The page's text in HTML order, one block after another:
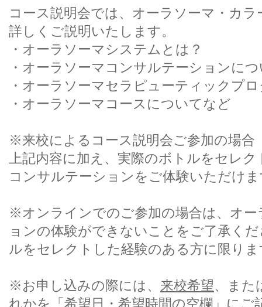
コース説明会では、オーラソーマ・カ
詳しくご説明いたします。
・オーラソーマシステムとは？
・オーラソーマコンサルテーションに
・オーラソーマセラピューティックプ
・オーラソーマコースについてなど
※来校によるコース説明会ご参加の場合
上記内容に加え、実際のボトルをセレ
コンサルテーションをご体験いただけ
※オンラインでのご参加の場合は、オ
ョンの体験ができないことをご了承く
ルをセレクトした経験のある方に限りま
※お申し込みの際には、 来校希望、また
れかを「希望日・希望時間の空欄」にご